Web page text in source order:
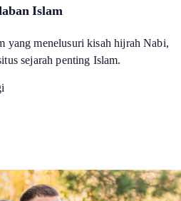
Islam
yang menelusuri kisah hijrah Nabi,
sejarah penting Islam.